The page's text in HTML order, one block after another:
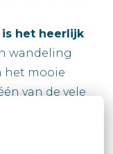
het heerlijk
wandeling
het mooie
van de vele
Ook op
met een